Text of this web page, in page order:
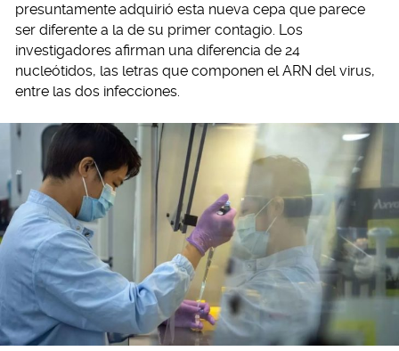
presuntamente adquirió esta nueva cepa que parece
ser diferente a la de su primer contagio. Los
investigadores afirman una diferencia de 24
nucleótidos, las letras que componen el ARN del virus,
entre las dos infecciones.